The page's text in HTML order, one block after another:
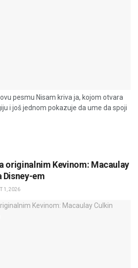
pesmu Nisam kriva ja, kojom otvara
i još jednom pokazuje da ume da spoji
originalnim Kevinom: Macaulay
Disney-em
1, 2026